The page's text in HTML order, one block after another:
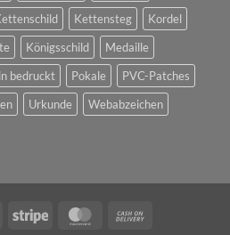
Kettensteg
Kordel
Königsschild
Medaille
bedruckt Pokale
PVC-Patches
Urkunde
Webabzeichen
Stripe MasterCard